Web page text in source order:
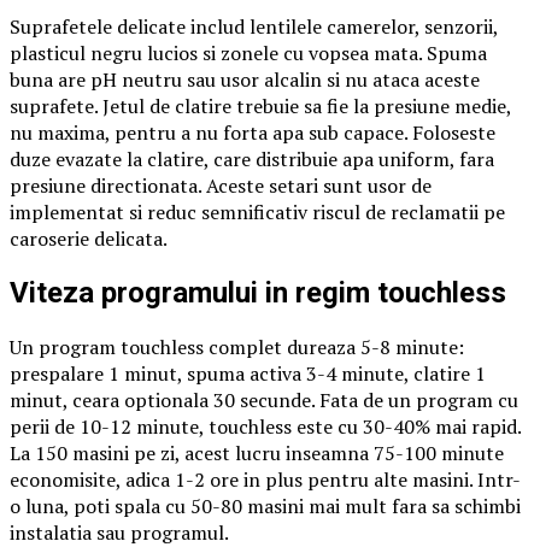
Suprafetele delicate includ lentilele camerelor, senzorii,
plasticul negru lucios si zonele cu vopsea mata. Spuma
buna are pH neutru sau usor alcalin si nu ataca aceste
suprafete. Jetul de clatire trebuie sa fie la presiune medie,
nu maxima, pentru a nu forta apa sub capace. Foloseste
duze evazate la clatire, care distribuie apa uniform, fara
presiune directionata. Aceste setari sunt usor de
implementat si reduc semnificativ riscul de reclamatii pe
caroserie delicata.
Viteza programului in regim touchless
Un program touchless complet dureaza 5-8 minute:
prespalare 1 minut, spuma activa 3-4 minute, clatire 1
minut, ceara optionala 30 secunde. Fata de un program cu
perii de 10-12 minute, touchless este cu 30-40% mai rapid.
La 150 masini pe zi, acest lucru inseamna 75-100 minute
economisite, adica 1-2 ore in plus pentru alte masini. Intr-
o luna, poti spala cu 50-80 masini mai mult fara sa schimbi
instalatia sau programul.